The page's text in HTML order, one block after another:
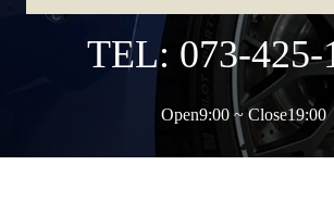
TEL: 073-425-
Open9:00 ~ Close19:00